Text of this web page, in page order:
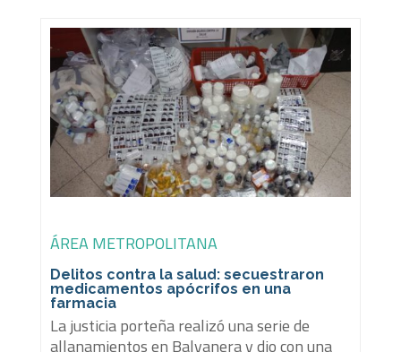
ÁREA METROPOLITANA
Delitos contra la salud: secuestraron
medicamentos apócrifos en una
farmacia
La justicia porteña realizó una serie de
allanamientos en Balvanera y dio con una